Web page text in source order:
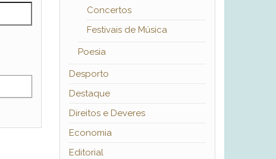
Concertos
Festivais de Música
Poesia
Desporto
Destaque
Direitos e Deveres
Economia
Editorial